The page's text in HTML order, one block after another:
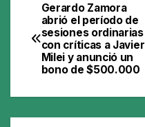
Navegación
de
entradas
Gerardo Zamora
abrió el período de
sesiones ordinarias
con críticas a Javier
Milei y anunció un
bono de $500.000